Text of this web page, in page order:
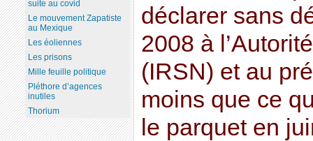
déclarer sans
2008 à
(IRSN) et au
moins que ce
le parquet en
suite au covid
Le mouvement Zapatiste
au Mexique
Les éoliennes
Les prisons
Mille feuille politique
Pléthore d’agences
inutiles
Thorium